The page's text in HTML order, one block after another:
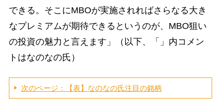
できる。そこにMBOが実施されればさらなる大き
なプレミアムが期待できるというのが、MBO狙い
の投資の魅力と言えます」（以下、「」内コメン
トはなのなの氏）
次のページ：【表】なのなの氏注目の銘柄